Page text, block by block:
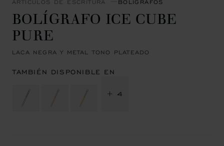
ARTÍCULOS DE ESCRITURA BOLÍGRAFOS
BOLÍGRAFO ICE CUBE
PURE
LACA NEGRA Y METAL TONO PLATEADO
TAMBIÉN DISPONIBLE EN
+ 4